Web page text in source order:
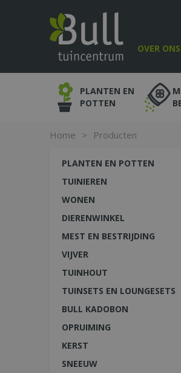
Home > Producten
OVER ONS
PLANTEN EN
POTTEN
PLANTEN EN POTTEN
TUINIEREN
WONEN
DIERENWINKEL
MEST EN BESTRIJDING
VIJVER
TUINHOUT
TUINSETS EN LOUNGESETS
BULL KADOBON
OPRUIMING
KERST
SNEEUW